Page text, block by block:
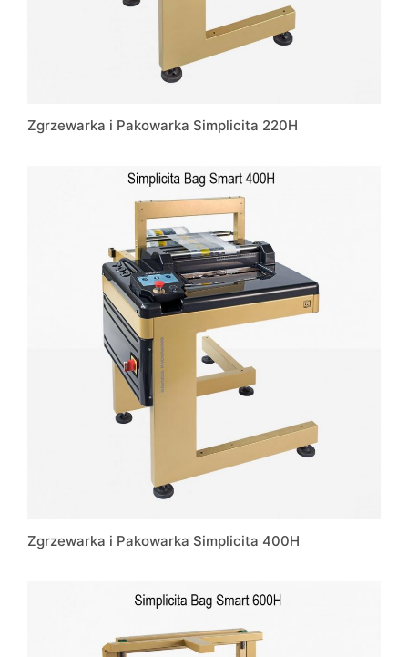
Zgrzewarka i Pakowarka Simplicita 220H
Zgrzewarka i Pakowarka Simplicita 400H